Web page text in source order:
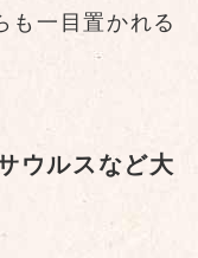
も一目置かれる
ウルスなど大